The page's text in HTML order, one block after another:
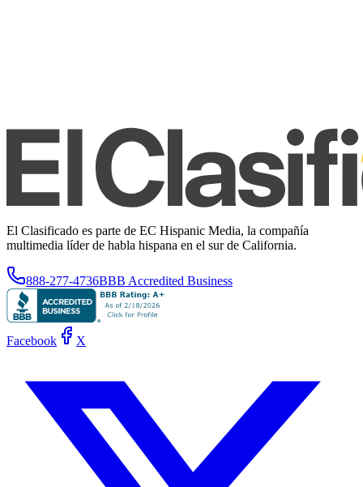
El Clasificado es parte de EC Hispanic Media, la compañía
multimedia líder de habla hispana en el sur de California.
888-277-4736BBB Accredited Business
Facebook X